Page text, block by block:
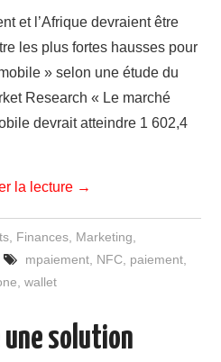
et l’Afrique devraient être
les plus fortes hausses pour
» selon une étude du
Research « Le marché
devrait atteindre 1 602,4
la lecture →
, Finances, Marketing
mpaiement, NFC, paiement,
,wallet
une solution